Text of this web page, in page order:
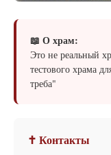
📖 О храм:
Это не реальный
тестового храма
треба"
✝ Контакты